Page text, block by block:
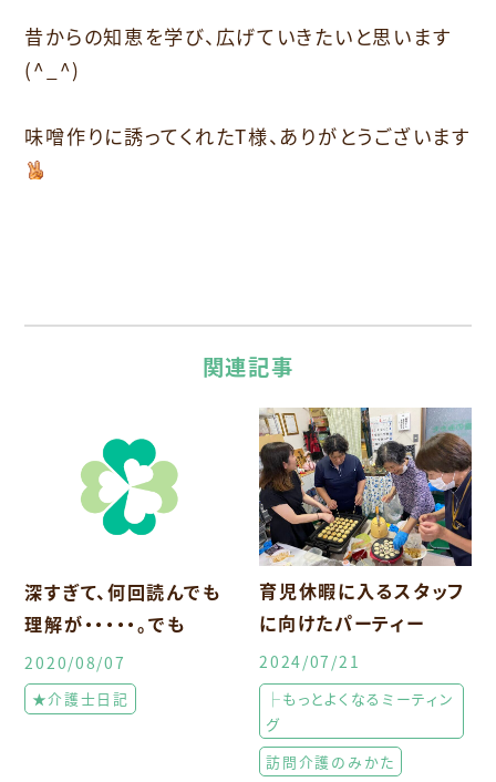
昔からの知恵を学び、広げていきたいと思います
(^_^)
味噌作りに誘ってくれたT様、ありがとうございます
関連記事
深すぎて、何回読んでも
理解が・・・・・。でも
2020/08/07
★介護士日記
育児休暇に入るスタッフ
に向けたパーティー
2024/07/21
├もっとよくなるミーティン
グ
訪問介護のみかた